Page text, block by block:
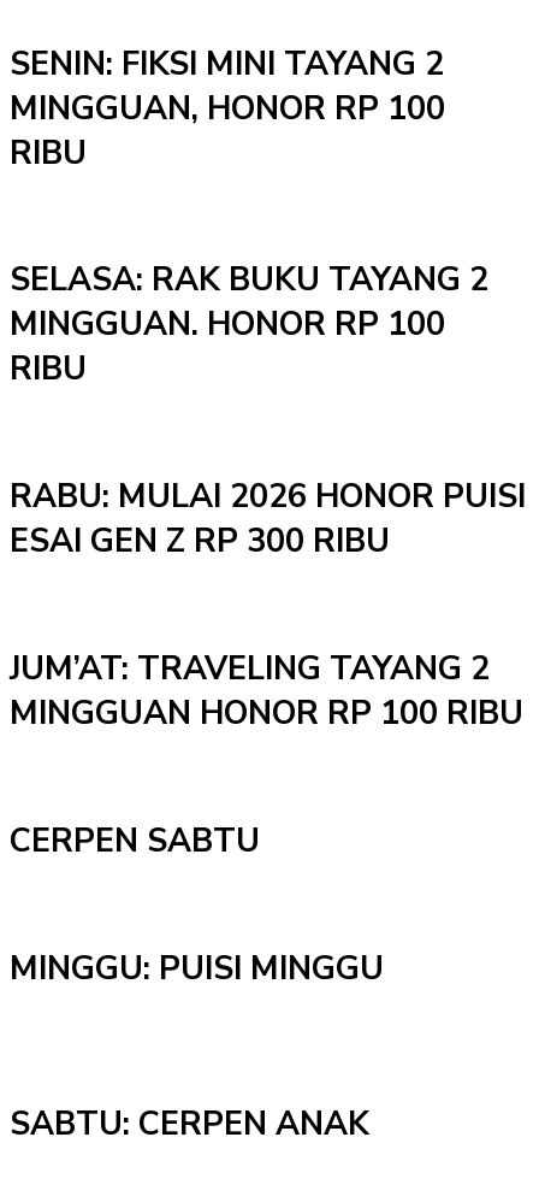
SENIN: FIKSI MINI TAYANG 2
MINGGUAN, HONOR RP 100
RIBU
SELASA: RAK BUKU TAYANG 2
MINGGUAN. HONOR RP 100
RIBU
RABU: MULAI 2026 HONOR PUISI
ESAI GEN Z RP 300 RIBU
JUM’AT: TRAVELING TAYANG 2
MINGGUAN HONOR RP 100 RIBU
CERPEN SABTU
MINGGU: PUISI MINGGU
SABTU: CERPEN ANAK